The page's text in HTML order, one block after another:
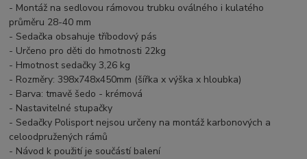
- Montáž na sedlovou rámovou trubku oválného i kulatého
průměru 28-40 mm
- Sedačka obsahuje tříbodový pás
- Určeno pro děti do hmotnosti 22kg
- Hmotnost sedačky 3,26 kg
- Rozměry: 398x748x450mm (šířka x výška x hloubka)
- Barva: tmavě šedo - krémová
- Nastavitelné stupačky
- Sedačky Polisport nejsou určeny na montáž karbonových a
celoodpružených rámů
- Návod k použití je součástí balení